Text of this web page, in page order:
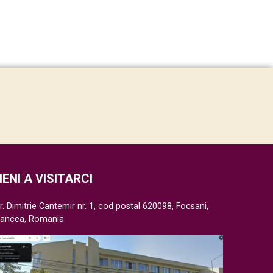
A VISITARCI
Dimitrie Cantemir nr. 1, cod postal 620098, Focsani,
Romania